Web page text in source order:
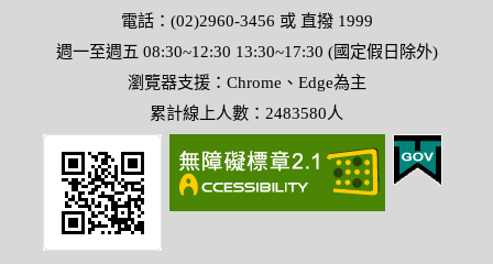
電話：(02)2960-3456 或 直撥 1999
週一至週五 08:30~12:30 13:30~17:30 (國定假日除外)
瀏覽器支援：Chrome、Edge為主
累計線上人數：2483580人